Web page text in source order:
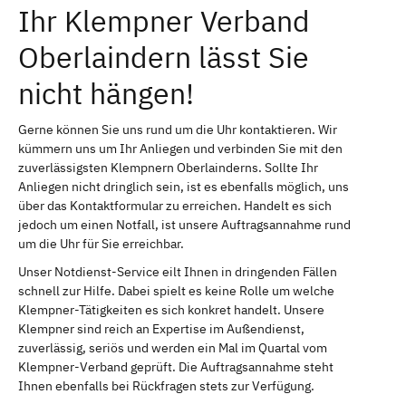
Ihr Klempner Verband
Oberlaindern lässt Sie
nicht hängen!
Gerne können Sie uns rund um die Uhr kontaktieren. Wir
kümmern uns um Ihr Anliegen und verbinden Sie mit den
zuverlässigsten Klempnern Oberlainderns. Sollte Ihr
Anliegen nicht dringlich sein, ist es ebenfalls möglich, uns
über das Kontaktformular zu erreichen. Handelt es sich
jedoch um einen Notfall, ist unsere Auftragsannahme rund
um die Uhr für Sie erreichbar.
Unser Notdienst-Service eilt Ihnen in dringenden Fällen
schnell zur Hilfe. Dabei spielt es keine Rolle um welche
Klempner-Tätigkeiten es sich konkret handelt. Unsere
Klempner sind reich an Expertise im Außendienst,
zuverlässig, seriös und werden ein Mal im Quartal vom
Klempner-Verband geprüft. Die Auftragsannahme steht
Ihnen ebenfalls bei Rückfragen stets zur Verfügung.